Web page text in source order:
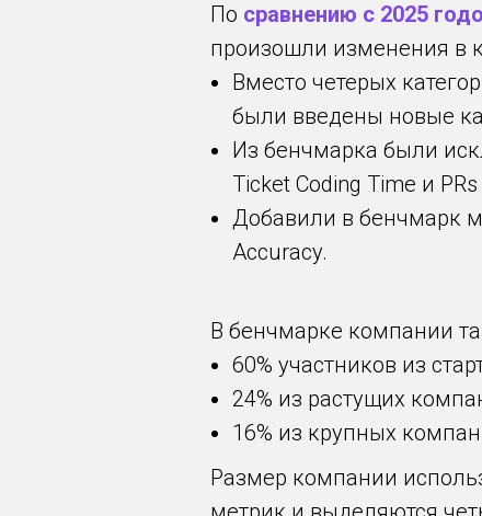
По сравнению с 2025
произошли изменения в
Вместо четерых
были введены новые
Из бенчмарка были
Ticket Coding Time и
Добавили в бенчмарк
Accuracy.
В бенчмарке компании
60% участников из
24% из растущих
16% из крупных
Размер компании